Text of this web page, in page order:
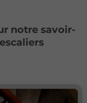
notre savoir-